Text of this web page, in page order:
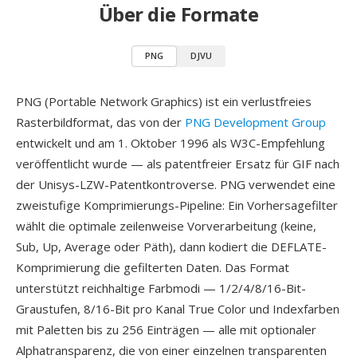
Über die Formate
PNG DJVU
PNG (Portable Network Graphics) ist ein verlustfreies
Rasterbildformat, das von der PNG Development Group
entwickelt und am 1. Oktober 1996 als W3C-Empfehlung
veröffentlicht wurde — als patentfreier Ersatz für GIF nach
der Unisys-LZW-Patentkontroverse. PNG verwendet eine
zweistufige Komprimierungs-Pipeline: Ein Vorhersagefilter
wählt die optimale zeilenweise Vorverarbeitung (keine,
Sub, Up, Average oder Päth), dann kodiert die DEFLATE-
Komprimierung die gefilterten Daten. Das Format
unterstützt reichhaltige Farbmodi — 1/2/4/8/16-Bit-
Graustufen, 8/16-Bit pro Kanal True Color und Indexfarben
mit Paletten bis zu 256 Einträgen — alle mit optionaler
Alphatransparenz, die von einer einzelnen transparenten